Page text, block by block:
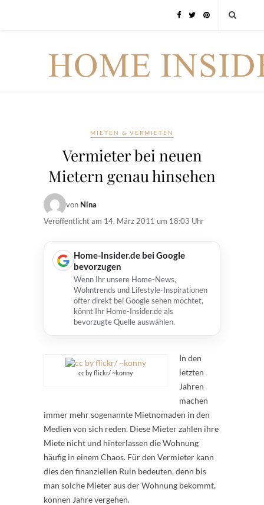
MIETEN & VERMIETEN
Vermieter bei neuen
Mietern genau hinsehen
von Nina
Veröffentlicht am 14. März 2011 um 18:03 Uhr
Home-Insider.de bei Google
bevorzugen
Wenn Ihr unsere Home-News,
Wohntrends und Lifestyle-Inspirationen
öfter direkt bei Google sehen möchtet,
könnt Ihr Home-Insider.de als
bevorzugte Quelle auswählen.
cc by flickr/ ~konny
In den
letzten
Jahren
machen
immer mehr sogenannte Mietnomaden in den
Medien von sich reden. Diese Mieter zahlen ihre
Miete nicht und hinterlassen die Wohnung
häufig in einem Chaos. Für den Vermieter kann
dies den finanziellen Ruin bedeuten, denn bis
man solche Mieter aus der Wohnung bekommt,
können Jahre vergehen.